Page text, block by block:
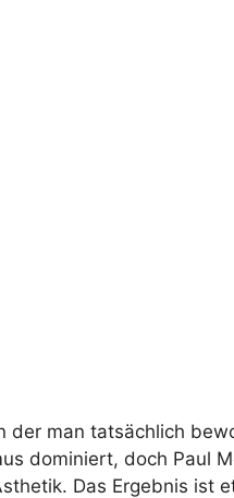
der man tatsächlich
dominiert, doch Paul
Das Ergebnis ist